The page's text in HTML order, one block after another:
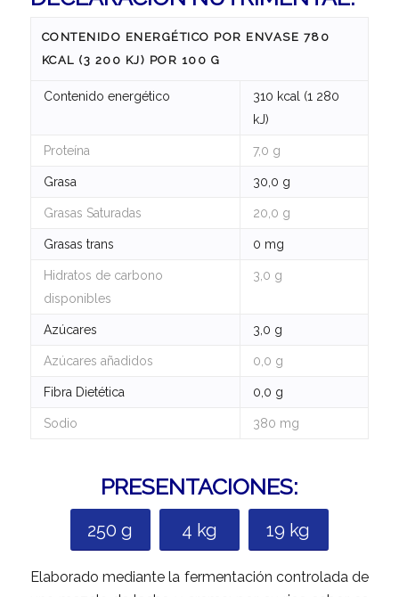
CONTENIDO ENERGÉTICO POR ENVASE 780
KCAL (3 200 KJ) POR 100 G
Contenido energético
310 kcal (1 280
kJ)
Proteína 7,0 g
Grasa 30,0 g
Grasas Saturadas 20,0 g
Grasas trans 0 mg
Hidratos de carbono
disponibles
3,0 g
Azúcares 3,0 g
Azúcares añadidos 0,0 g
Fibra Dietética 0,0 g
Sodio 380 mg
PRESENTACIONES:
250 g 4 kg 19 kg
Elaborado mediante la fermentación controlada de